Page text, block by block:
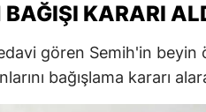
İzmir
BAĞIŞI KARARI
gören Semih'in beyin
bağışlama kararı